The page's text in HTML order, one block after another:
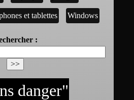
et tablettes Windows
:
danger"